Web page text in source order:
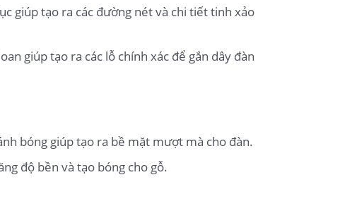
giúp tạo ra các đường nét và chi tiết tinh xảo
giúp tạo ra các lỗ chính xác để gắn dây đàn
bóng giúp tạo ra bề mặt mượt mà cho đàn.
độ bền và tạo bóng cho gỗ.